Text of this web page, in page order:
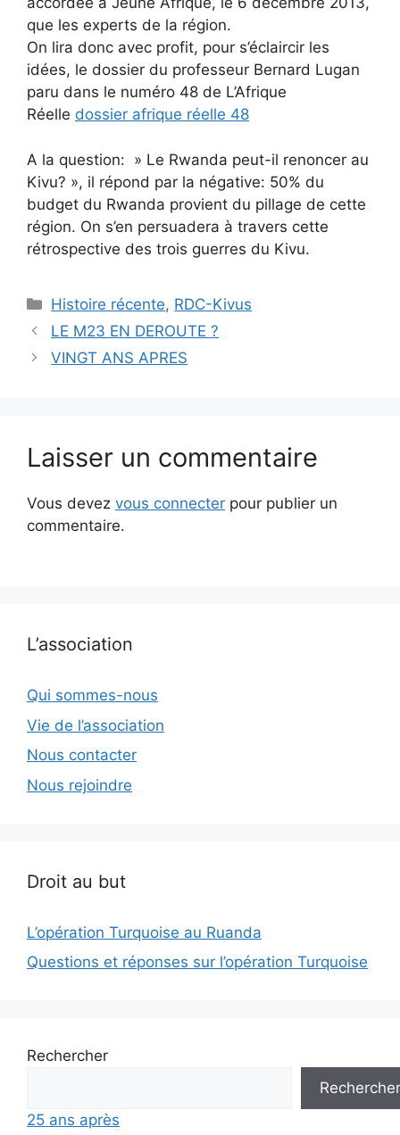
que les experts de la région.
On lira donc avec profit, pour s’éclaircir les
idées, le dossier du professeur Bernard Lugan
paru dans le numéro 48 de L’Afrique
Réelle dossier afrique réelle 48
A la question: » Le Rwanda peut-il renoncer au
Kivu? », il répond par la négative: 50% du
budget du Rwanda provient du pillage de cette
région. On s’en persuadera à travers cette
rétrospective des trois guerres du Kivu.
Catégories
Histoire récente, RDC-Kivus
LE M23 EN DEROUTE ?
VINGT ANS APRES
Laisser un commentaire
Vous devez vous connecter pour publier un
commentaire.
L’association
Qui sommes-nous
Vie de l’association
Nous contacter
Nous rejoindre
Droit au but
L’opération Turquoise au Ruanda
Questions et réponses sur l’opération Turquoise
Rechercher
Rechercher
25 ans après